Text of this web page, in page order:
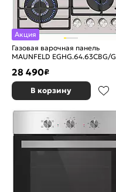
Акция
Газовая варочная панель
MAUNFELD EGHG.64.63CBG/G
28 490₽
В корзину